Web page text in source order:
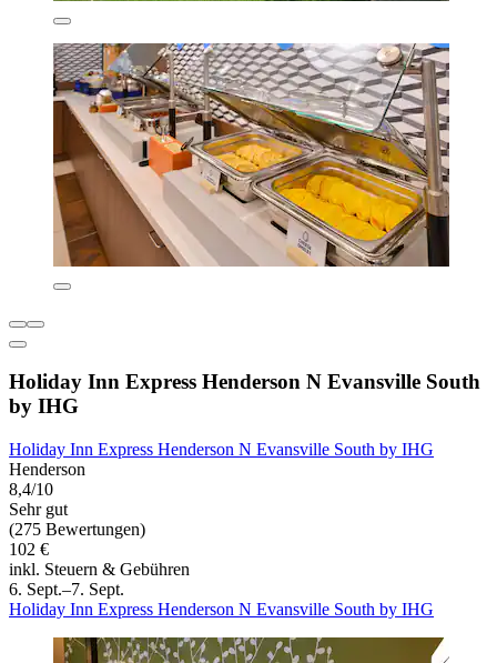
Holiday Inn Express Henderson N Evansville South
by IHG
Holiday Inn Express Henderson N Evansville South by IHG
Henderson
8,4/10
Sehr gut
(275 Bewertungen)
102 €
inkl. Steuern & Gebühren
6. Sept.–7. Sept.
Holiday Inn Express Henderson N Evansville South by IHG